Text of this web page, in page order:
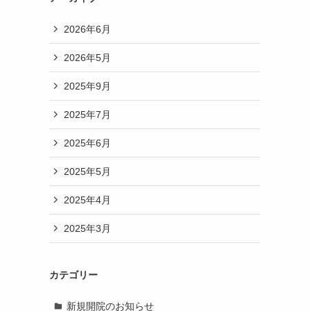
2026年6月
2026年5月
2025年9月
2025年7月
2025年6月
2025年5月
2025年4月
2025年3月
カテゴリー
新規開院のお知らせ